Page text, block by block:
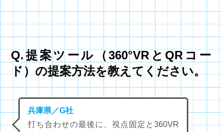
Q.提案ツール（360°VRとQRコー
ド）の提案方法を教えてください。
兵庫県／G社
打ち合わせの最後に、視点固定と360VR